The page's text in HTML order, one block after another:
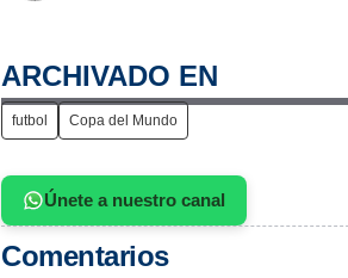
ARCHIVADO EN
futbol Copa del Mundo
Únete a nuestro canal
Comentarios